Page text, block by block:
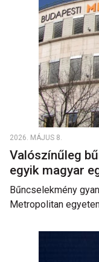
2026. MÁJUS 8.
Valószínűleg
egyik magyar
Bűncselekmény
Metropolitan